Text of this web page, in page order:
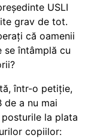
USLI
grav de tot.
că oamenii
se întâmplă cu
într-o petiție,
de a nu mai
la plata
copiilor: